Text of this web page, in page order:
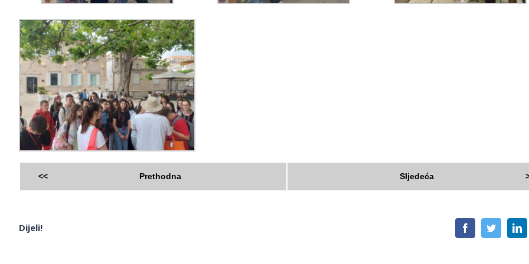
<< Prethodna Sljedeća
Dijeli! FacebookTwitter